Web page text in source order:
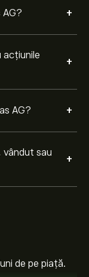
+
acțiunile
+
AG? +
vândut sau
+
de pe piață.